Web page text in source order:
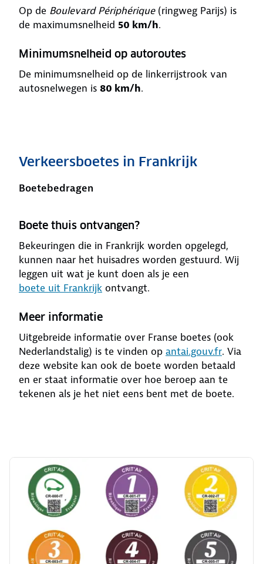
Op de Boulevard Périphérique(ringweg Parijs) is
de maximumsnelheid 50 km/h.
Minimumsnelheid op autoroutes
De minimumsnelheid op de linkerrijstrook van
autosnelwegen is 80 km/h.
Verkeersboetes in Frankrijk
Boetebedragen
Boete thuis ontvangen?
Bekeuringen die in Frankrijk worden opgelegd,
kunnen naar het huisadres worden gestuurd. Wij
leggen uit wat je kunt doen als je een
boete uit Frankrijk ontvangt.
Meer informatie
Uitgebreide informatie over Franse boetes (ook
Nederlandstalig) is te vinden op antai.gouv.fr. Via
deze website kan ook de boete worden betaald
en er staat informatie over hoe beroep aan te
tekenen als je het niet eens bent met de boete.